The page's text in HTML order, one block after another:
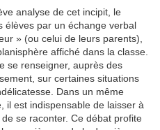
analyse de cet incipit, le
élèves par un échange verbal
» (ou celui de leurs parents),
affiché dans la classe.
se renseigner, auprès des
sur certaines situations
Dans un même
il est indispensable de laisser à
se raconter. Ce débat profite